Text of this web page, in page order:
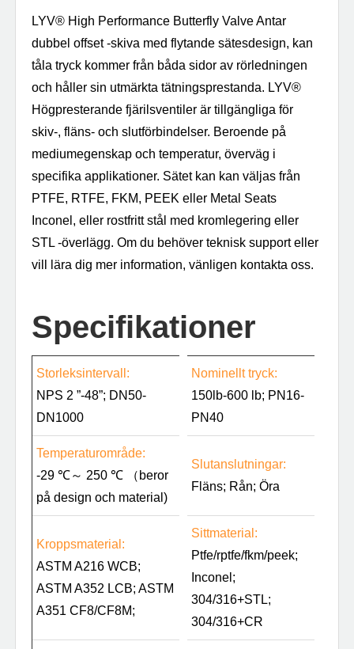
LYV® High Performance Butterfly Valve Antar
dubbel offset -skiva med flytande sätesdesign, kan
tåla tryck kommer från båda sidor av rörledningen
och håller sin utmärkta tätningsprestanda. LYV®️
Högpresterande fjärilsventiler är tillgängliga för
skiv-, fläns- och slutförbindelser. Beroende på
mediumegenskap och temperatur, överväg i
specifika applikationer. Sätet kan kan väljas från
PTFE, RTFE, FKM, PEEK eller Metal Seats
Inconel, eller rostfritt stål med kromlegering eller
STL -överlägg. Om du behöver teknisk support eller
vill lära dig mer information, vänligen kontakta oss.
Specifikationer
Storleksintervall:
NPS 2 ”-48”; DN50-
DN1000
Nominellt tryck:
150lb-600 lb; PN16-
PN40
Temperaturområde:
-29 ℃～ 250 ℃ （beror
på design och material)
Slutanslutningar:
Fläns; Rån; Öra
Kroppsmaterial:
ASTM A216 WCB;
ASTM A352 LCB; ASTM
A351 CF8/CF8M;
Sittmaterial:
Ptfe/rptfe/fkm/peek;
Inconel;
304/316+STL;
304/316+CR